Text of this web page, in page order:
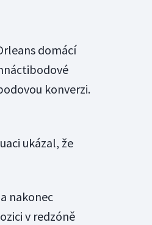
domácí
konverzi.
ukázal, že
nakonec
v redzóně